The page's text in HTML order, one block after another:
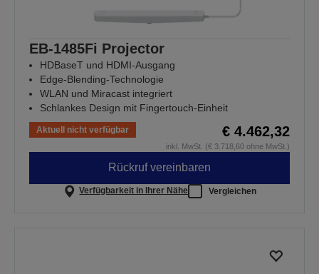
EB-1485Fi Projector
HDBaseT und HDMI-Ausgang
Edge-Blending-Technologie
WLAN und Miracast integriert
Schlankes Design mit Fingertouch-Einheit
Aktuell nicht verfügbar € 4.462,32
inkl. MwSt. (€ 3.718,60 ohne MwSt.)
Rückruf vereinbaren
Verfügbarkeit in Ihrer Nähe Vergleichen